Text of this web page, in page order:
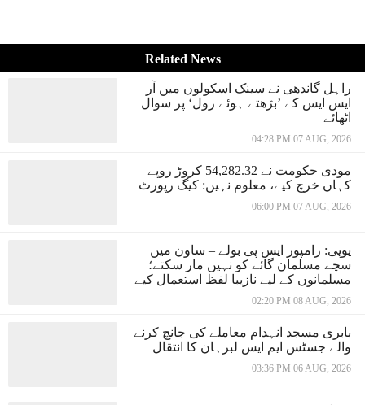
Related News
راہل گاندھی نے سینک اسکولوں میں آر
ایس ایس کے ’بڑھتے ہوئے رول‘ پر سوال
اٹھائے
04:28 PM 07 AUG, 2026
مودی حکومت نے 54,282.32 کروڑ روپے
کہاں خرچ کیے، معلوم نہیں: کیگ رپورٹ
06:00 PM 07 AUG, 2026
یوپی: رامپور ایس پی بولے – ساون میں
سچے مسلمان گائے کو نہیں مار سکتے؛
مسلمانوں کے لیے نازیبا لفظ استعمال کیے
02:20 PM 08 AUG, 2026
بابری مسجد انہدام معاملے کی جانچ کرنے
والے جسٹس ایم ایس لبرہان کا انتقال
03:36 PM 06 AUG, 2026